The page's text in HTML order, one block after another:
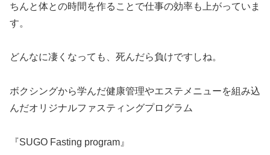
ちんと体との時間を作ることで仕事の効率も上がっていま
す。
どんなに凄くなっても、死んだら負けですしね。
ボクシングから学んだ健康管理やエステメニューを組み込
んだオリジナルファスティングプログラム
『SUGO Fasting program』